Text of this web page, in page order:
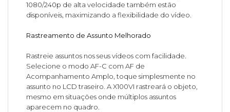
1080/240p de alta velocidade também estão
disponíveis, maximizando a flexibilidade do vídeo.
Rastreamento de Assunto Melhorado
Rastreie assuntos nos seus vídeos com facilidade.
Selecione o modo AF-C com AF de
Acompanhamento Amplo, toque simplesmente no
assunto no LCD traseiro. A X100VI rastreará o objeto,
mesmo em situações onde múltiplos assuntos
aparecem no quadro.